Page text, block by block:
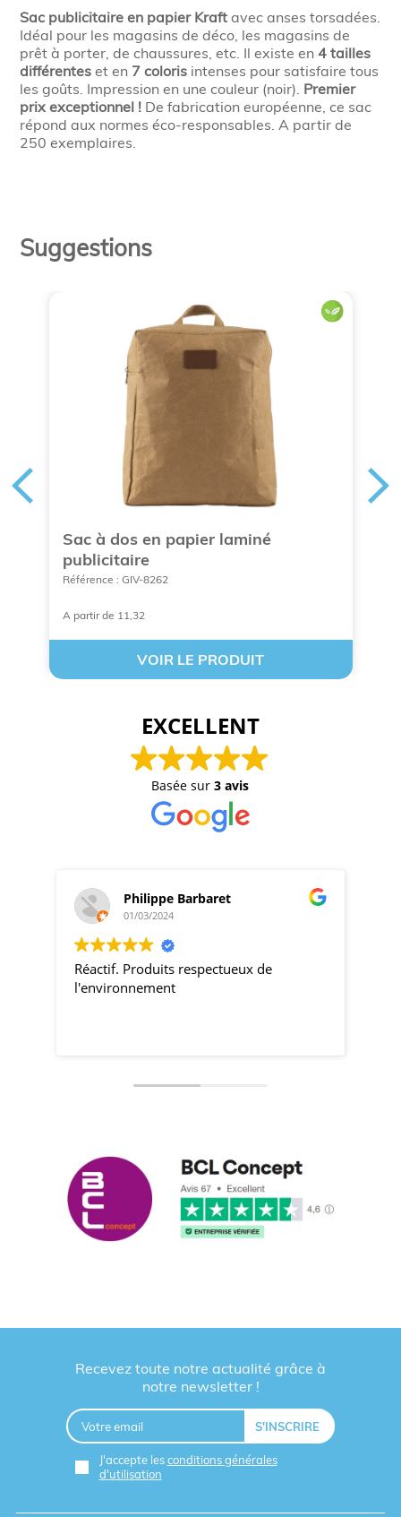
Sac publicitaire en papier Kraft avec anses torsadées.
Idéal pour les magasins de déco, les magasins de
prêt à porter, de chaussures, etc. Il existe en4 tailles
différentes et en 7 coloris intenses pour satisfaire tous
les goûts. Impression en une couleur (noir). Premier
prix exceptionnel ! De fabrication européenne, ce sac
répond aux normes éco-responsables. A partir de
250 exemplaires.
Suggestions
Sac à dos en papier laminé
publicitaire
Référence : GIV-8262
A partir de 11,32
VOIR LE PRODUIT
EXCELLENT
Basée sur3 avis
Philippe Barbaret
01/03/2024
Réactif. Produits respectueux de
l'environnement
Recevez toute notre actualité grâce à
notre newsletter !
J'accepte lesconditions générales
d'utilisation